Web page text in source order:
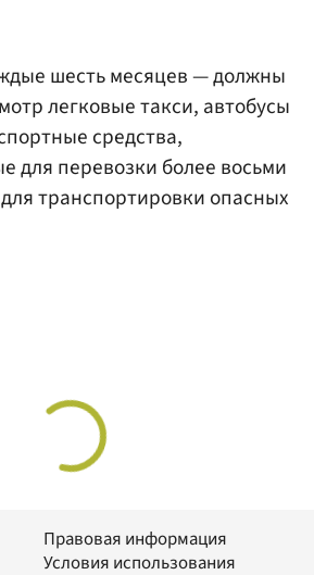
шесть месяцев — должны
легковые такси, автобусы
средства,
для перевозки более восьми
транспортировки опасных
Правовая информация
Условия использования